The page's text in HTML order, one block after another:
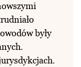
były